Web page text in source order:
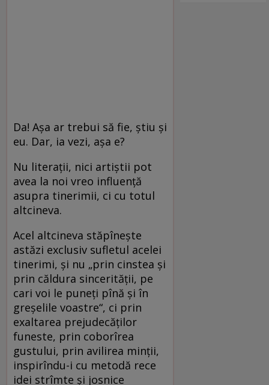
Da! Aşa ar trebui să fie, ştiu şi
eu. Dar, ia vezi, aşa e?
Nu literaţii, nici artiştii pot
avea la noi vreo influenţă
asupra tinerimii, ci cu totul
altcineva.
Acel altcineva stăpîneşte
astăzi exclusiv sufletul acelei
tinerimi, şi nu „prin cinstea şi
prin căldura sincerităţii, pe
cari voi le puneţi pînă şi în
greşelile voastre“, ci prin
exaltarea prejudecăţilor
funeste, prin coborîrea
gustului, prin avilirea minţii,
inspirîndu-i cu metodă rece
idei strîmte şi josnice